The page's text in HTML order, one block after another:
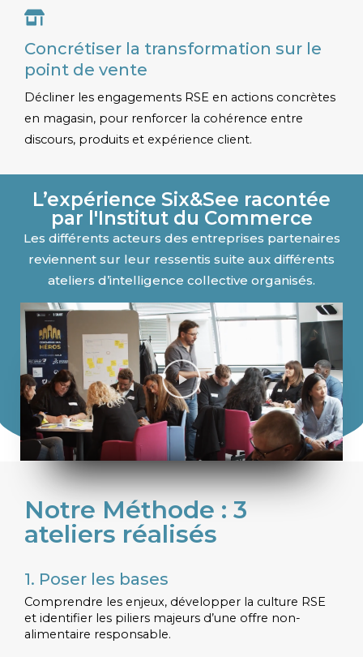
Concrétiser la transformation sur le
point de vente
Décliner les engagements RSE en actions concrètes
en magasin, pour renforcer la cohérence entre
discours, produits et expérience client.
L’expérience Six&See racontée
par l'Institut du Commerce
Les différents acteurs des entreprises partenaires
reviennent sur leur ressentis suite aux différents
ateliers d’intelligence collective organisés.
Notre Méthode : 3
ateliers réalisés
1. Poser les bases
Comprendre les enjeux, développer la culture RSE
et identifier les piliers majeurs d’une offre non-
alimentaire responsable.